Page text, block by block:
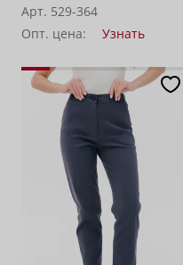
Арт. 529-364
Опт. цена:
Узнать